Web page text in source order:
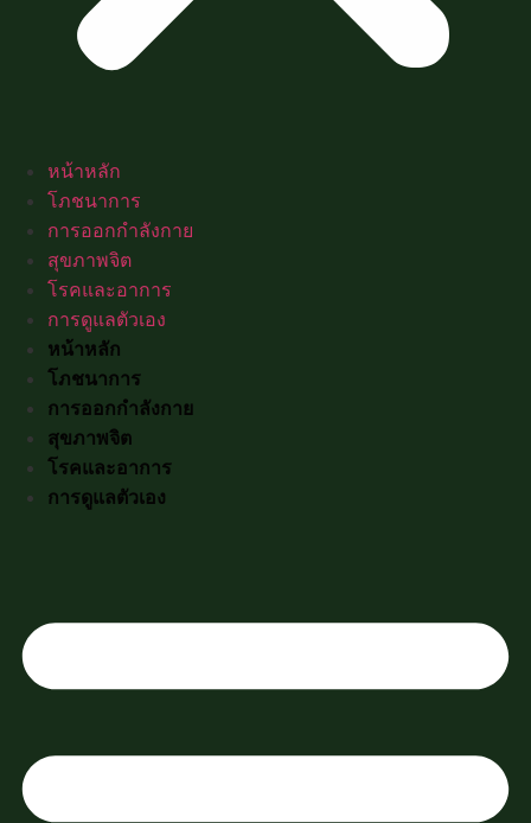
หน้าหลัก
โภชนาการ
การออกกำลังกาย
สุขภาพจิต
โรคและอาการ
การดูแลตัวเอง
หน้าหลัก
โภชนาการ
การออกกำลังกาย
สุขภาพจิต
โรคและอาการ
การดูแลตัวเอง